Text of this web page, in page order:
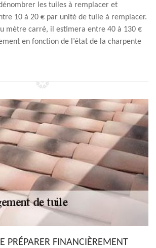
les tuiles à remplacer et
10 à 20 € par unité de tuile à remplacer.
mètre carré, il estimera entre 40 à 130 €
en fonction de l’état de la charpente
PRÉPARER FINANCIÈREMENT